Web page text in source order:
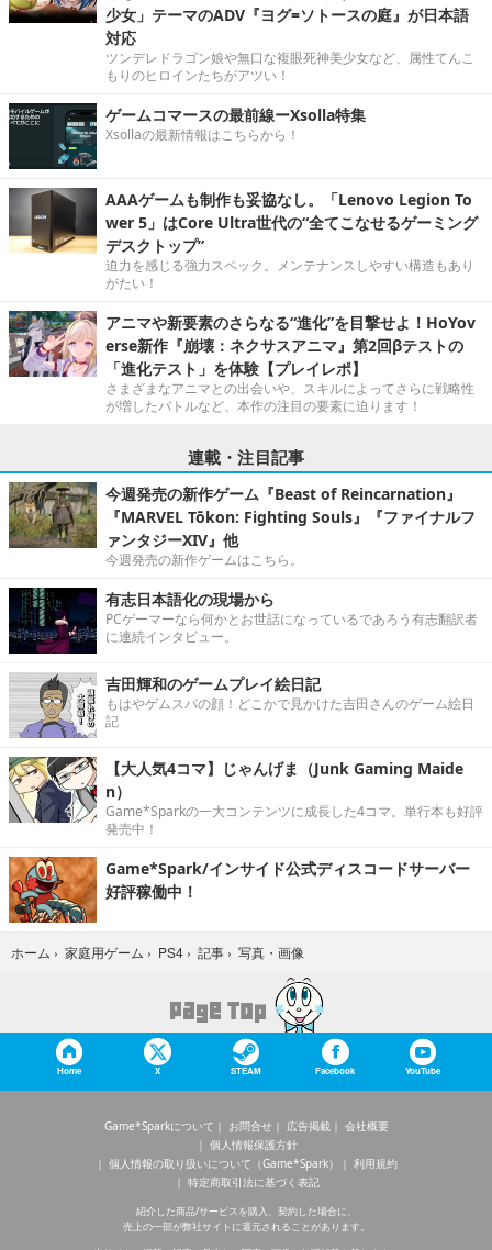
少女」テーマのADV『ヨグ=ソトースの庭』が日本語
対応
ツンデレドラゴン娘や無口な複眼死神美少女など、属性てんこ
もりのヒロインたちがアツい！
ゲームコマースの最前線ーXsolla特集
Xsollaの最新情報はこちらから！
AAAゲームも制作も妥協なし。「Lenovo Legion To
wer 5」はCore Ultra世代の“全てこなせるゲーミング
デスクトップ”
迫力を感じる強力スペック。メンテナンスしやすい構造もあり
がたい！
アニマや新要素のさらなる“進化”を目撃せよ！HoYov
erse新作『崩壊：ネクサスアニマ』第2回βテストの
「進化テスト」を体験【プレイレポ】
さまざまなアニマとの出会いや、スキルによってさらに戦略性
が増したバトルなど、本作の注目の要素に迫ります！
連載・注目記事
今週発売の新作ゲーム『Beast of Reincarnation』
『MARVEL Tōkon: Fighting Souls』『ファイナルフ
ァンタジーXIV』他
今週発売の新作ゲームはこちら。
有志日本語化の現場から
PCゲーマーなら何かとお世話になっているであろう有志翻訳者
に連続インタビュー。
吉田輝和のゲームプレイ絵日記
もはやゲムスパの顔！どこかで見かけた吉田さんのゲーム絵日
記
【大人気4コマ】じゃんげま（Junk Gaming Maide
n）
Game*Sparkの一大コンテンツに成長した4コマ。単行本も好評
発売中！
Game*Spark/インサイド公式ディスコードサーバー
好評稼働中！
ホーム › 家庭用ゲーム › PS4 › 記事 › 写真・画像
Home X STEAM Facebook YouTube
Game*Sparkについて お問合せ 広告掲載
会社概要
個人情報保護方針
個人情報の取り扱いについて（Game*Spark）
利用規約
特定商取引法に基づく表記
紹介した商品/サービスを購入、契約した場合に、
売上の一部が弊社サイトに還元されることがあります。